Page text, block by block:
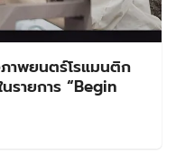
าพยนตร์โรแมนติก
นรายการ “Begin